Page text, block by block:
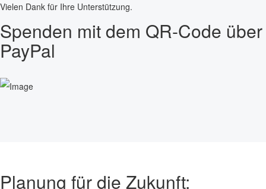
Vielen Dank für Ihre Unterstützung.
Spenden mit dem QR-Code über
PayPal
Planung für die Zukunft: